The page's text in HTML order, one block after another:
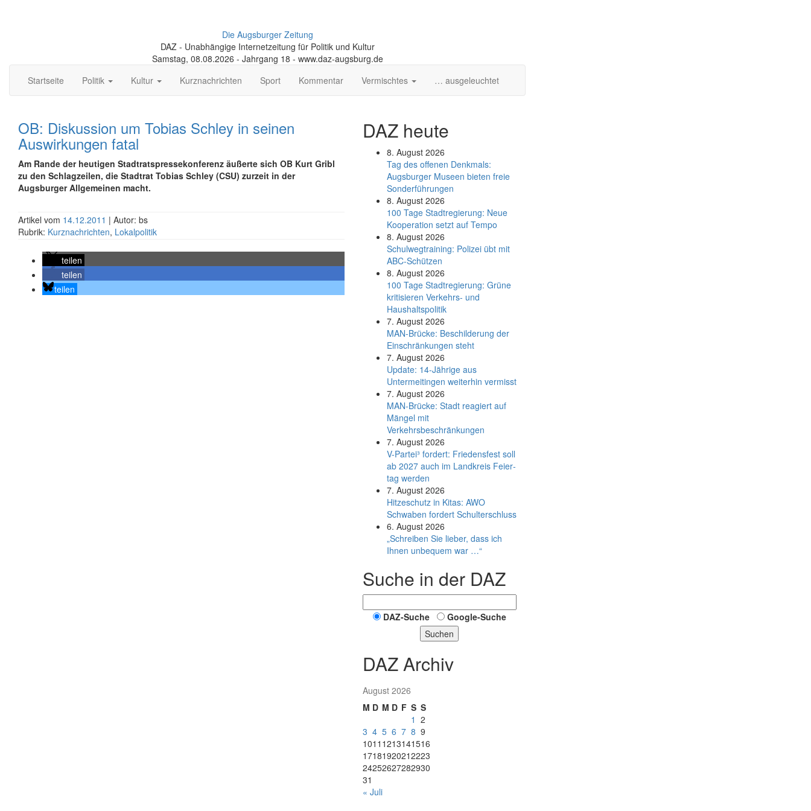
Die Augsburger Zeitung
DAZ - Unabhängige Internetzeitung für Politik und Kultur
Samstag, 08.08.2026 - Jahrgang 18 - www.daz-augsburg.de
Startseite
Politik Kultur Kurznachrichten Sport Kommentar Vermischtes … ausgeleuchtet
OB: Diskussion um Tobias Schley in seinen
Auswirkungen fatal
Am Rande der heutigen Stadtratspressekonferenz äußerte sich OB Kurt Gribl
zu den Schlagzeilen, die Stadtrat Tobias Schley (CSU) zurzeit in der
Augsburger Allgemeinen macht.
Artikel vom 14.12.2011 | Autor: bs
Rubrik: Kurznachrichten, Lokalpolitik
teilen
teilen
teilen
DAZ heute
8. August 2026
Tag des offenen Denkmals:
Augsburger Museen bieten freie
Sonderführungen
8. August 2026
100 Tage Stadtregierung: Neue
Kooperation setzt auf Tempo
8. August 2026
Schul­weg­trai­ning: Poli­zei übt mit
ABC-Schüt­zen
8. August 2026
100 Tage Stadtregierung: Grüne
kritisieren Verkehrs- und
Haushaltspolitik
7. August 2026
MAN-Brücke: Beschilderung der
Einschränkungen steht
7. August 2026
Update: 14-Jährige aus
Untermeitingen weiterhin vermisst
7. August 2026
MAN-Brücke: Stadt reagiert auf
Mängel mit
Verkehrsbeschränkungen
7. August 2026
V-Partei­³ fordert: Friedens­fest soll
ab 2027 auch im Land­kreis Feier­
tag werden
7. August 2026
Hitzeschutz in Kitas: AWO
Schwaben fordert Schulterschluss
6. August 2026
„Schreiben Sie lieber, dass ich
Ihnen unbequem war …“
Suche in der DAZ
DAZ-Suche
Google-Suche
Suchen
DAZ Archiv
August 2026
M D M D F S S
1 2
3 4 5 6 7 8 9
1011 1213141516
17181920212223
24252627282930
31
« Juli